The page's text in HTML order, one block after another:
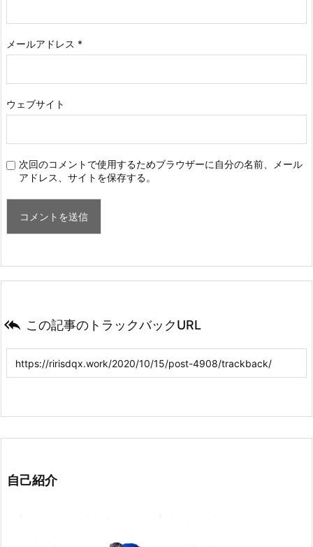
メールアドレス *
ウェブサイト
次回のコメントで使用するためブラウザーに自分の名前、メール
アドレス、サイトを保存する。
 この記事のトラックバックURL
自己紹介